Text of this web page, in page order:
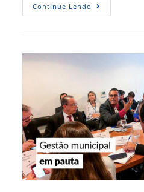
Continue Lendo Mulheres
Ocupam
Menos
De
Liderança